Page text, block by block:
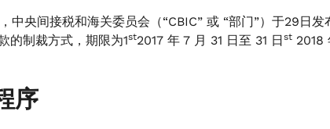
中央间接税和海关委员会（“CBIC” 或 “部门”）于29日
的制裁方式，期限为1st2017 年 7 月 31 日至 31 日st 2018
序